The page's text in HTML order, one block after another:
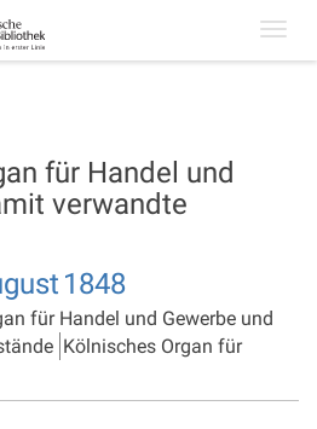
für Handel und
verwandte
1848
für Handel und Gewerbe und
Kölnisches Organ für